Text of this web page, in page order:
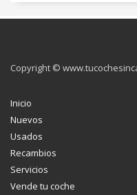
Copyright ©
Inicio
Nuevos
Usados
Recambios
Servicios
Vende tu coche